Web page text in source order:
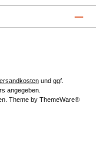
und ggf.
angegeben.
Theme by ThemeWare®